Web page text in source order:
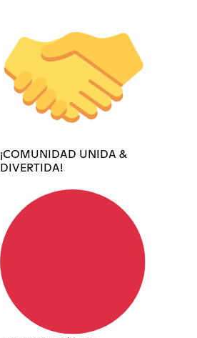
¡COMUNIDAD UNIDA &
DIVERTIDA!